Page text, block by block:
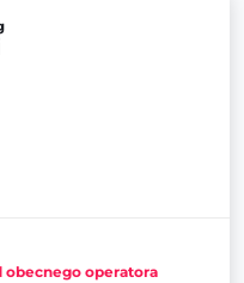
obecnego operatora